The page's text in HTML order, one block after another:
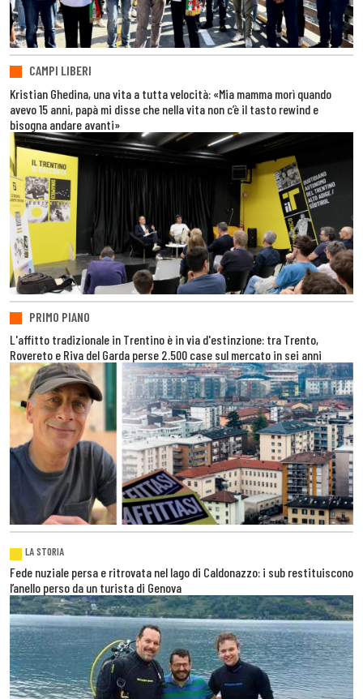
CAMPI LIBERI
Kristian Ghedina, una vita a tutta velocità: «Mia mamma morì quando
avevo 15 anni, papà mi disse che nella vita non c’è il tasto rewind e
bisogna andare avanti»
PRIMO PIANO
L'affitto tradizionale in Trentino è in via d'estinzione: tra Trento,
Rovereto e Riva del Garda perse 2.500 case sul mercato in sei anni
LA STORIA
Fede nuziale persa e ritrovata nel lago di Caldonazzo: i sub restituiscono
l’anello perso da un turista di Genova